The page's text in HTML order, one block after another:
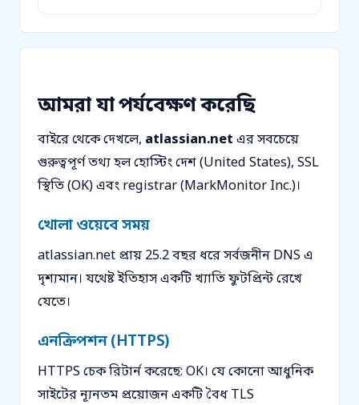
আমরা যা পর্যবেক্ষণ করেছি
বাইরে থেকে দেখলে, atlassian.net এর সবচেয়ে
গুরুত্বপূর্ণ তথ্য হল হোস্টিং দেশ (United States), SSL
স্থিতি (OK) এবং registrar (MarkMonitor Inc.)।
খোলা ওয়েবে সময়
atlassian.net প্রায় 25.2 বছর ধরে সর্বজনীন DNS এ
দৃশ্যমান। যথেষ্ট ইতিহাস একটি খ্যাতি ফুটপ্রিন্ট রেখে
যেতে।
এনক্রিপশন (HTTPS)
HTTPS চেক রিটার্ন করেছে: OK। যে কোনো আধুনিক
সাইটের ন্যূনতম প্রয়োজন একটি বৈধ TLS